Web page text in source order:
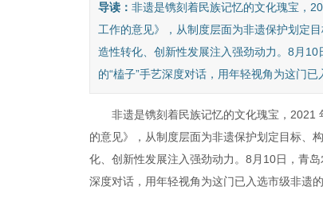
导读： 非遗是镌刻着民族记忆的文化瑰宝，
工作的意见》，从制度层面为非遗保护划定
造性转化、创新性发展注入强劲动力。8月
的“榼子”手艺深度对话，用年轻视角为这门已
非遗是镌刻着民族记忆的文化瑰宝，2021
的意见》，从制度层面为非遗保护划定目标、
化、创新性发展注入强劲动力。8月10日，青
深度对话，用年轻视角为这门已入选市级非遗